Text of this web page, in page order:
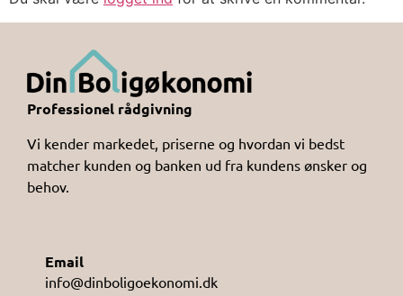
Professionel rådgivning
Vi kender markedet, priserne og hvordan vi bedst
matcher kunden og banken ud fra kundens ønsker og
behov.
Email
info@dinboligoekonomi.dk